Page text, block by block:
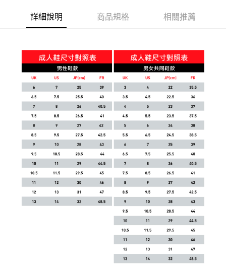
宅配(離島恕不配送)
每筆NT$150，滿NT$1,800(含以上)免運費
詳細說明 商品規格 相關推薦